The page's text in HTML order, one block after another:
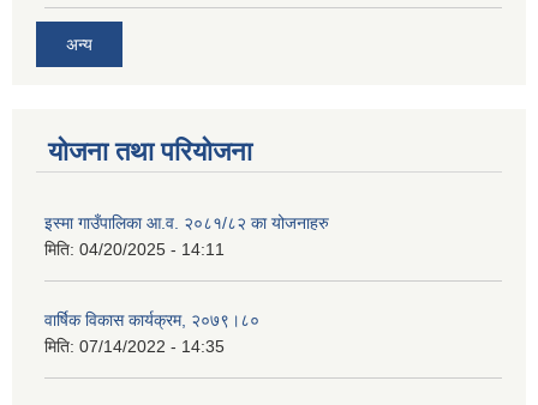
अन्य
योजना तथा परियोजना
इस्मा गाउँपालिका आ.व. २०८१/८२ का योजनाहरु
मिति: 04/20/2025 - 14:11
वार्षिक विकास कार्यक्रम, २०७९।८०
मिति: 07/14/2022 - 14:35